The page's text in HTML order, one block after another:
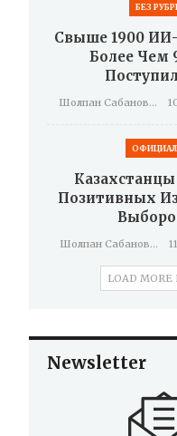
БЕЗ
Свыше 1900
Более Чем
Шолпан Сабанова
Позитивных
Шолпан Сабанова
LOAD MORE
Newsletter